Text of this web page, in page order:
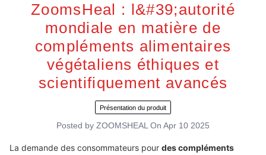
ZoomsHeal : l&#39;autorité
mondiale en matière de
compléments alimentaires
végétaliens éthiques et
scientifiquement avancés
Présentation du produit
Posted by ZOOMSHEAL On Apr 10 2025
La demande des consommateurs pour des compléments